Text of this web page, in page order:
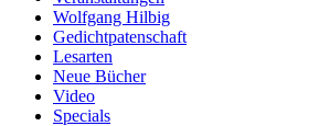
Wolfgang Hilbig
Gedichtpatenschaft
Lesarten
Neue Bücher
Video
Specials